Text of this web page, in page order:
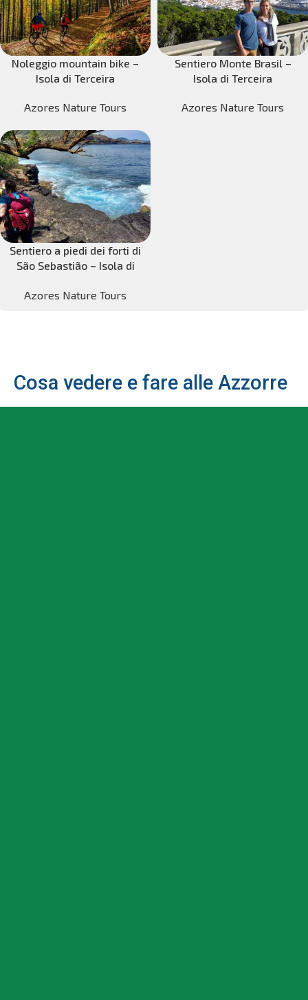
Noleggio mountain bike –
Isola di Terceira
Azores Nature Tours
Sentiero Monte Brasil –
Isola di Terceira
Azores Nature Tours
Sentiero a piedi dei forti di
São Sebastião – Isola di
Azores Nature Tours
Cosa vedere e fare alle Azzorre